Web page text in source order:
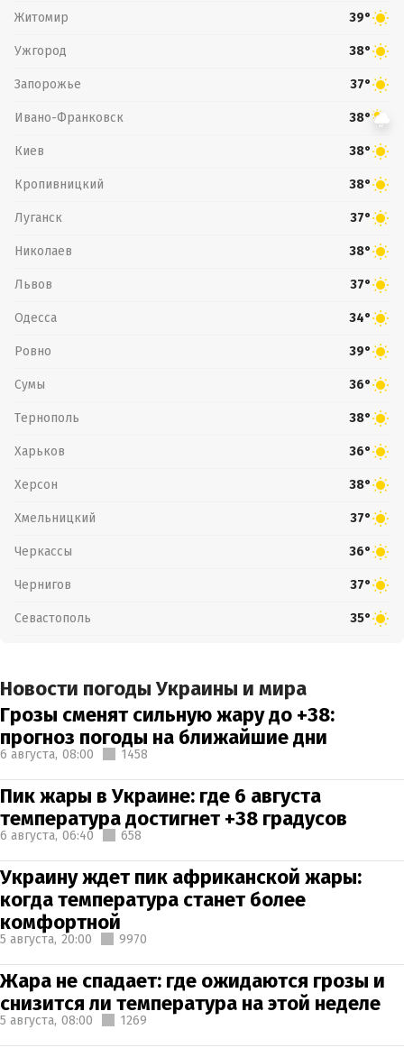
Житомир 39°
Ужгород 38°
Запорожье 37°
Ивано-Франковск 38°
Киев 38°
Кропивницкий 38°
Луганск 37°
Николаев 38°
Львов 37°
Одесса 34°
Ровно 39°
Сумы 36°
Тернополь 38°
Харьков 36°
Херсон 38°
Хмельницкий 37°
Черкассы 36°
Чернигов 37°
Севастополь 35°
Новости погоды Украины и мира
Грозы сменят сильную жару до +38:
прогноз погоды на ближайшие дни
6 августа, 08:00 1458
Пик жары в Украине: где 6 августа
температура достигнет +38 градусов
6 августа, 06:40 658
Украину ждет пик африканской жары:
когда температура станет более
комфортной
5 августа, 20:00 9970
Жара не спадает: где ожидаются грозы и
снизится ли температура на этой неделе
5 августа, 08:00 1269